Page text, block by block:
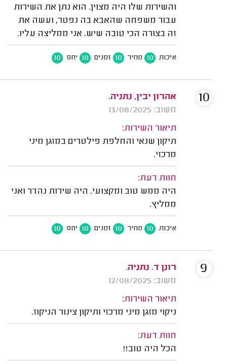
והשירות שלו היה מצוין. הוא נתן את השירות
עבור משפחה שהאבא בה נפטר, ועשה את
זה בצורה הכי טובה שיש. אני ממליצה עליו.
איכות 10 מחיר 10 זמנים 10 יחס 10
אהרון יבין, נתניה.
משוב: 13/08/2025
תיאור השירות:
תיקון שנאי והחלפת פילטרים במזגן מיני
מרכזי.
חוות דעת:
היה ממש טוב ומקצועי. היה שירות נהדר ואני
ממליץ.
איכות 10 מחיר 10 זמנים 10 יחס 10
10
רונן ד. נתניה.
משוב: 12/08/2025
תיאור השירות:
ניקוי מזגן מיני מרכזי ותיקון צינור הניקוז.
חוות דעת:
הכל היה טוב!!
9